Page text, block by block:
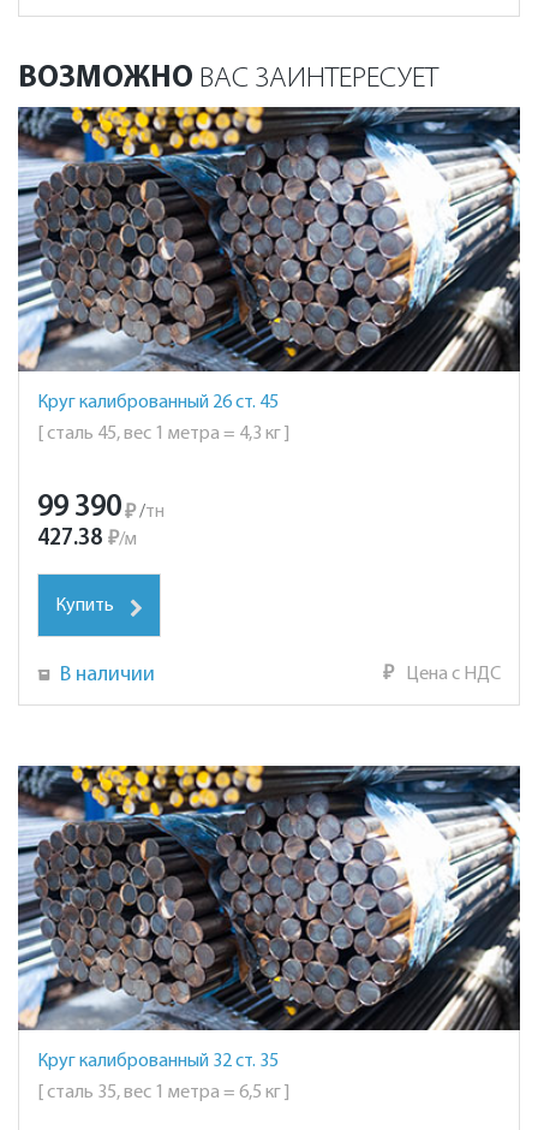
ВОЗМОЖНО ВАС ЗАИНТЕРЕСУЕТ
Круг калиброванный 26 ст. 45
[ сталь 45, вес 1 метра = 4,3 кг ]
99 390₽ /тн
427.38 ₽/м
Купить
В наличии ₽ Цена с НДС
Круг калиброванный 32 ст. 35
[ сталь 35, вес 1 метра = 6,5 кг ]